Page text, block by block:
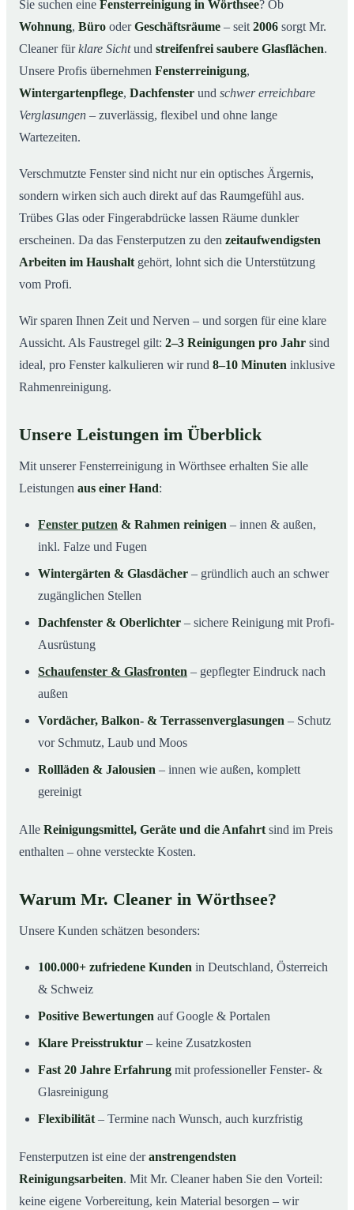
04So funktioniert’s
05Fensterreinigung in Wörthsee und Umgebung
Jetzt kostenloses Angebot einholen
So arbeiten unsere Reinigungskräfte bei einer
Fensterreinigung in Wörthsee
Sie suchen eine Fensterreinigung in Wörthsee? Ob
Wohnung, Büro oderGeschäftsräume – seit 2006 sorgt Mr.
Cleaner fürklare Sichtund streifenfrei saubere Glasflächen.
Unsere Profis übernehmen Fensterreinigung,
Wintergartenpflege, Dachfenster und schwer erreichbare
Verglasungen – zuverlässig, flexibel und ohne lange
Wartezeiten.
Verschmutzte Fenster sind nicht nur ein optisches Ärgernis,
sondern wirken sich auch direkt auf das Raumgefühl aus.
Trübes Glas oder Fingerabdrücke lassen Räume dunkler
erscheinen. Da das Fensterputzen zu den zeitaufwendigsten
Arbeiten im Haushalt gehört, lohnt sich die Unterstützung
vom Profi.
Wir sparen Ihnen Zeit und Nerven – und sorgen für eine klare
Aussicht. Als Faustregel gilt: 2–3 Reinigungen pro Jahr sind
ideal, pro Fenster kalkulieren wir rund 8–10 Minuten inklusive
Rahmenreinigung.
Unsere Leistungen im Überblick
Mit unserer Fensterreinigung in Wörthsee erhalten Sie alle
Leistungen aus einer Hand:
Fenster putzen & Rahmen reinigen – innen & außen,
inkl. Falze und Fugen
Wintergärten & Glasdächer – gründlich auch an schwer
zugänglichen Stellen
Dachfenster & Oberlichter – sichere Reinigung mit Profi-
Ausrüstung
Schaufenster & Glasfronten – gepflegter Eindruck nach
außen
Vordächer, Balkon- & Terrassenverglasungen – Schutz
vor Schmutz, Laub und Moos
Rollläden & Jalousien – innen wie außen, komplett
gereinigt
Alle Reinigungsmittel, Geräte und die Anfahrt sind im Preis
enthalten – ohne versteckte Kosten.
Warum Mr. Cleaner in Wörthsee?
Unsere Kunden schätzen besonders:
100.000+ zufriedene Kunden in Deutschland, Österreich
& Schweiz
Positive Bewertungen auf Google & Portalen
Klare Preisstruktur – keine Zusatzkosten
Fast 20 Jahre Erfahrung mit professioneller Fenster- &
Glasreinigung
Flexibilität – Termine nach Wunsch, auch kurzfristig
Fensterputzen ist eine deranstrengendsten
Reinigungsarbeiten. Mit Mr. Cleaner haben Sie den Vorteil:
keine eigene Vorbereitung, kein Material besorgen – wir